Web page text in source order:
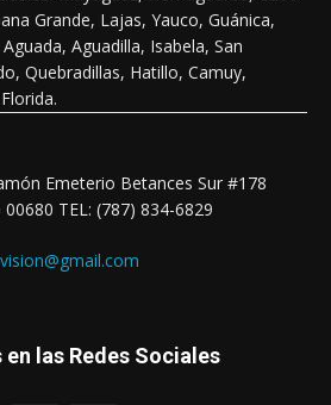
Grande, Lajas, Yauco, Guánica,
Aguadilla, Isabela, San
Quebradillas, Hatillo, Camuy,
Emeterio Betances Sur #178
TEL: (787) 834-6829
en las Redes Sociales